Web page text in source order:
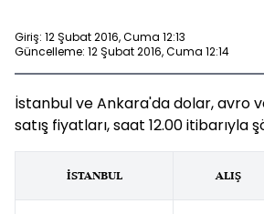
Giriş: 12 Şubat 2016, Cuma 12:13
Güncelleme: 12 Şubat 2016, Cuma 12:14
İstanbul ve Ankara'da dolar, avro
satış fiyatları, saat 12.00 itibarıyla
İSTANBUL ALIŞ